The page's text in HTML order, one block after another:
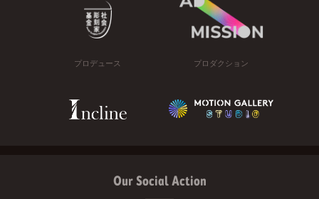
プロデュース プロダクション
Our Social Action